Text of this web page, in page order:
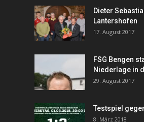
Dieter
Lantershofen
17. August 2017
FSG Bengen
Niederlage in
29. August 2017
Testspiel
8. März 2018